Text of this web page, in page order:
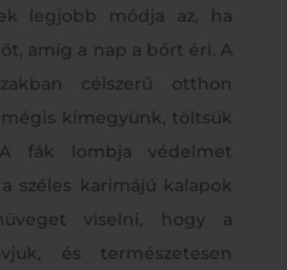
legjobb módja az, ha
amíg a nap a bőrt éri. A
célszerű otthon
kimegyünk, töltsük
fák lombja védelmet
széles karimájú kalapok
viselni, hogy a
és természetesen